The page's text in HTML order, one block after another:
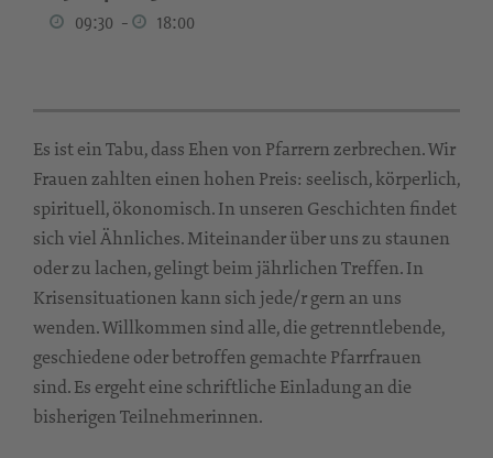
09:30 - 18:00
Es ist ein Tabu, dass Ehen von Pfarrern zerbrechen. Wir
Frauen zahlten einen hohen Preis: seelisch, körperlich,
spirituell, ökonomisch. In unseren Geschichten findet
sich viel Ähnliches. Miteinander über uns zu staunen
oder zu lachen, gelingt beim jährlichen Treffen. In
Krisensituationen kann sich jede/r gern an uns
wenden. Willkommen sind alle, die getrenntlebende,
geschiedene oder betroffen gemachte Pfarrfrauen
sind. Es ergeht eine schriftliche Einladung an die
bisherigen Teilnehmerinnen.